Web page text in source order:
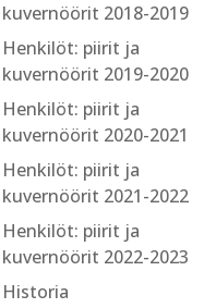
kuvernöörit 2018-2019
Henkilöt: piirit ja
kuvernöörit 2019-2020
Henkilöt: piirit ja
kuvernöörit 2020-2021
Henkilöt: piirit ja
kuvernöörit 2021-2022
Henkilöt: piirit ja
kuvernöörit 2022-2023
Historia